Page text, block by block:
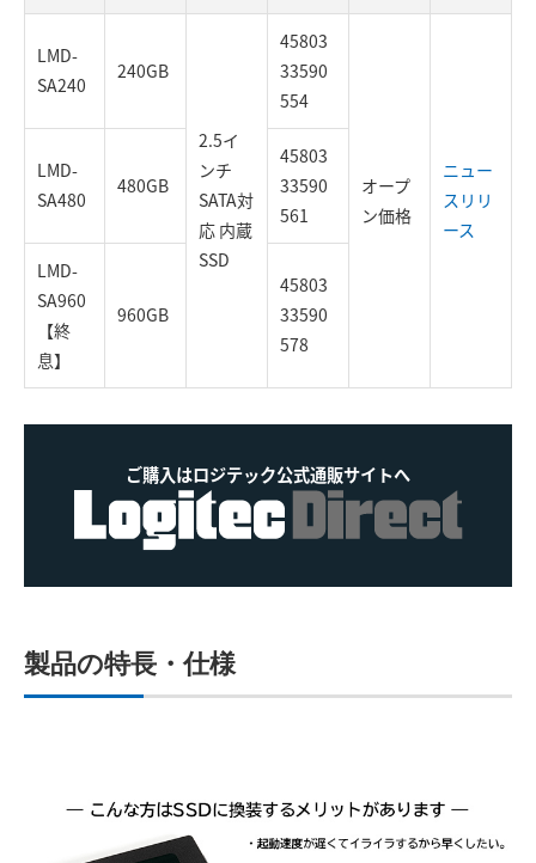
LMD-
SA240
240GB
2.5イ
ンチ
SATA対
応 内蔵
SSD
45803
33590
554
オープ
ン価格
ニュー
スリリ
ース
LMD-
SA480
480GB
45803
33590
561
LMD-
SA960
【終
息】
960GB
45803
33590
578
ご購入はロジテック公式通販サイトへ
製品の特長・仕様